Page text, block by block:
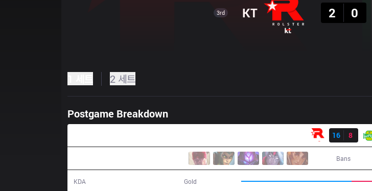
3rd KT
2
0
2 세트
Postgame Breakdown
16
8
Bans
KDA Gold